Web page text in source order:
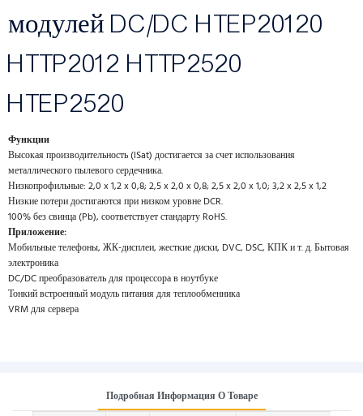
модулей DC/DC HTEP20120
HTTP2012 HTTP2520
HTEP2520
Функции
Высокая производительность (ISat) достигается за счет использования
металлического пылевого сердечника.
Низкопрофильные: 2,0 x 1,2 x 0,8; 2,5 x 2,0 x 0,8; 2,5 x 2,0 x 1,0; 3,2 x 2,5 x 1,2
Низкие потери достигаются при низком уровне DCR.
100% без свинца (Pb), соответствует стандарту RoHS.
Приложение:
Мобильные телефоны, ЖК-дисплеи, жесткие диски, DVC, DSC, КПК и т. д. Бытовая
электроника
DC/DC преобразователь для процессора в ноутбуке
Тонкий встроенный модуль питания для теплообменника
VRM для сервера
Подробная Информация О Товаре